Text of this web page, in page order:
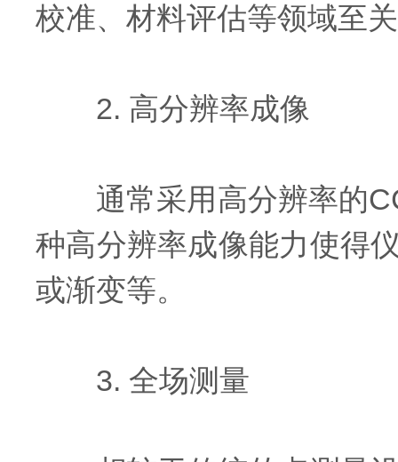
校准、材料评估等领域至
2. 高分辨率成像
通常采用高分辨率的
种高分辨率成像能力使得
或渐变等。
3. 全场测量